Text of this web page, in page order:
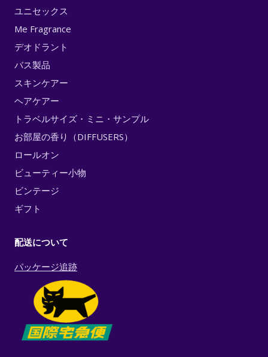
ユニセックス
Me Fragrance
デオドラント
バス製品
スキンケアー
ヘアケアー
トラベルサイズ・ミニ・サンプル
お部屋の香り（DIFFUSERS）
ロールオン
ビューティー小物
ビンテージ
ギフト
配送について
パッケージ追跡